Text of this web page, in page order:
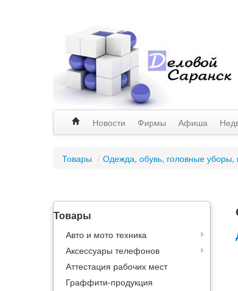
Новости Фирмы Афиша
Товары / Одежда, обувь, головные уборы,
Товары
Авто и мото техника
Аксессуары телефонов
Аттестация рабочих мест
Граффити-продукция